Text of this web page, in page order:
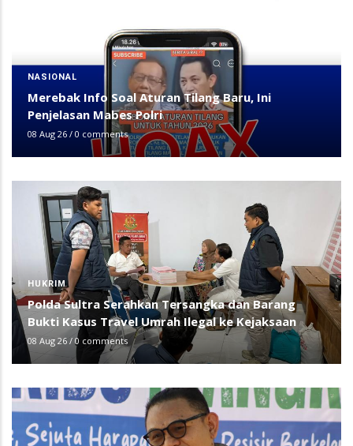
NASIONAL
Merebak Info Soal Aturan Tilang Baru, Ini
Penjelasan Mabes Polri
08 Aug 26 / 0 comments
HUKRIM
Polda Sultra Serahkan Tersangka dan Barang
Bukti Kasus Travel Umrah Ilegal ke Kejaksaan
08 Aug 26 / 0 comments